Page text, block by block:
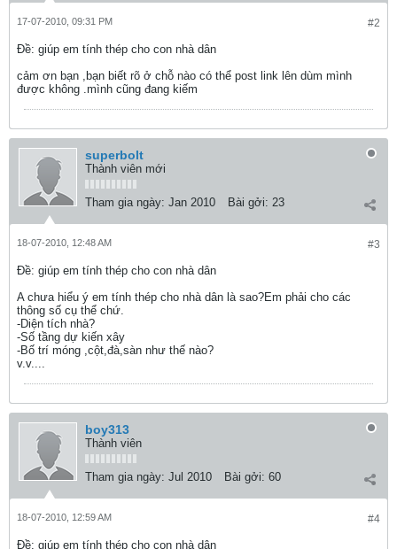
#2
17-07-2010, 09:31 PM
Ðề: giúp em tính thép cho con nhà dân
cảm ơn bạn ,bạn biết rõ ở chỗ nào có thể post link lên dùm mình
được không .mình cũng đang kiếm
superbolt
Thành viên mới
Tham gia ngày: Jan 2010 Bài gởi: 23
#3
18-07-2010, 12:48 AM
Ðề: giúp em tính thép cho con nhà dân
A chưa hiểu ý em tính thép cho nhà dân là sao?Em phải cho các
thông số cụ thể chứ.
-Diện tích nhà?
-Số tầng dự kiến xây
-Bố trí móng ,cột,đà,sàn như thế nào?
v.v....
boy313
Thành viên
Tham gia ngày: Jul 2010 Bài gởi: 60
#4
18-07-2010, 12:59 AM
Ðề: giúp em tính thép cho con nhà dân